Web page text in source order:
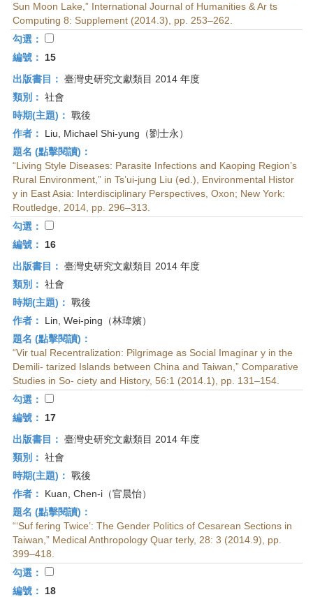
Sun Moon Lake,” International Journal of Humanities & Ar ts
Computing 8: Supplement (2014.3), pp. 253–262.
勾選：
編號：
15
出版書目： 臺灣史研究文獻類目 2014 年度
類別： 社會
時期(主題)： 戰後
作者：
Liu, Michael Shi-yung（劉士永）
題名 (點擊閱讀)：
“Living Style Diseases: Parasite Infections and Kaoping Region’s
Rural Environment,” in Ts’ui-jung Liu (ed.), Environmental Histor
y in East Asia: Interdisciplinary Perspectives, Oxon; New York:
Routledge, 2014, pp. 296–313.
勾選：
編號：
16
出版書目： 臺灣史研究文獻類目 2014 年度
類別： 社會
時期(主題)： 戰後
作者：
Lin, Wei-ping（林瑋嬪）
題名 (點擊閱讀)：
“Vir tual Recentralization: Pilgrimage as Social Imaginar y in the
Demili- tarized Islands between China and Taiwan,” Comparative
Studies in So- ciety and History, 56:1 (2014.1), pp. 131–154.
勾選：
編號：
17
出版書目： 臺灣史研究文獻類目 2014 年度
類別： 社會
時期(主題)： 戰後
作者：
Kuan, Chen-i（官晨怡）
題名 (點擊閱讀)：
“‘Suf fering Twice’: The Gender Politics of Cesarean Sections in
Taiwan,” Medical Anthropology Quar terly, 28: 3 (2014.9), pp.
399–418.
勾選：
編號：
18